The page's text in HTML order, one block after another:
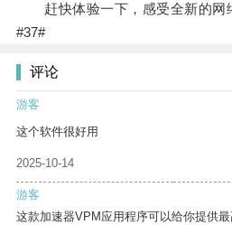
赶快体验一下，感受全新的网
#37#
评论
游客
这个软件很好用
2025-10-14
游客
这款加速器VPM应用程序可以给你提供